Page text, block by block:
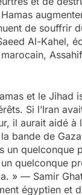
de souffrir
Al-Kahel,
et le Jihad
Si l’Iran
il aurait aidé à
bande de
un quelconque
quelconque
» — Samir
égyptien et